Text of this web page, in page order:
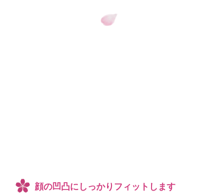
顔の凹凸にしっかりフィットします